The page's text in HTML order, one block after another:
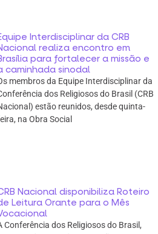
Interdisciplinar da CRB
realiza encontro em
para fortalecer a missão e
caminhada sinodal
membros da Equipe Interdisciplinar da
dos Religiosos do Brasil (CRB
estão reunidos, desde quinta-
na Obra Social
Nacional disponibiliza Roteiro
Leitura Orante para o Mês
Conferência dos Religiosos do Brasil,